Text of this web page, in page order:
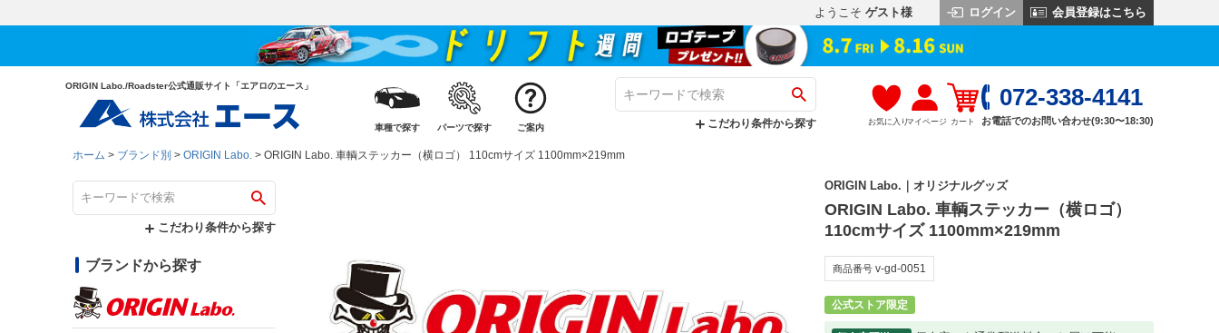
ようこそ ゲスト様 ログイン 会員登録はこちら
ORIGIN Labo./Roadster公式通販サイト「エアロのエース」
車種で探す パーツで探す ご案内 こだわり条件から探す お気に入りマイページ カート
072-338-4141
お電話でのお問い合わせ(9:30〜18:30)
ホーム ブランド別 ORIGIN Labo. ORIGIN Labo. 車輌ステッカー（横ロゴ） 110cmサイズ 1100mm×219mm
こだわり条件から探す
ブランドから探す
ORIGIN Labo.｜オリジナルグッズ
ORIGIN Labo. 車輌ステッカー（横ロゴ）
110cmサイズ 1100mm×219mm
商品番号 v-gd-0051
公式ストア限定